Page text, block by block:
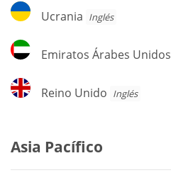
Ucrania
Ucrania Inglés
Emiratos
Árabes
Emiratos Árabes Unidos
Reino
Unido
Reino Unido Inglés
Asia Pacífico